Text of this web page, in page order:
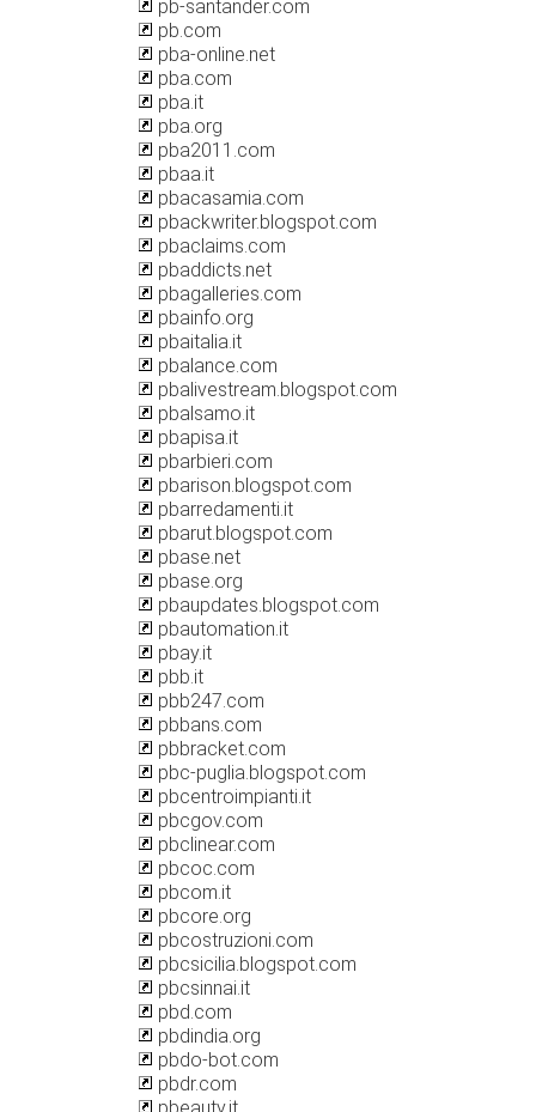
pb-santander.com
pb.com
pba-online.net
pba.com
pba.it
pba.org
pba2011.com
pbaa.it
pbacasamia.com
pbackwriter.blogspot.com
pbaclaims.com
pbaddicts.net
pbagalleries.com
pbainfo.org
pbaitalia.it
pbalance.com
pbalivestream.blogspot.com
pbalsamo.it
pbapisa.it
pbarbieri.com
pbarison.blogspot.com
pbarredamenti.it
pbarut.blogspot.com
pbase.net
pbase.org
pbaupdates.blogspot.com
pbautomation.it
pbay.it
pbb.it
pbb247.com
pbbans.com
pbbracket.com
pbc-puglia.blogspot.com
pbcentroimpianti.it
pbcgov.com
pbclinear.com
pbcoc.com
pbcom.it
pbcore.org
pbcostruzioni.com
pbcsicilia.blogspot.com
pbcsinnai.it
pbd.com
pbdindia.org
pbdo-bot.com
pbdr.com